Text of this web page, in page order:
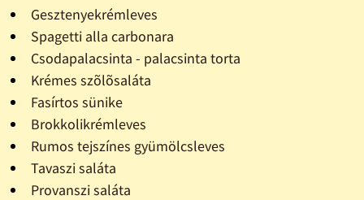
Gesztenyekrémleves
Spagetti alla carbonara
Csodapalacsinta - palacsinta torta
Krémes szõlõsaláta
Fasírtos sünike
Brokkolikrémleves
Rumos tejszínes gyümölcsleves
Tavaszi saláta
Provanszi saláta